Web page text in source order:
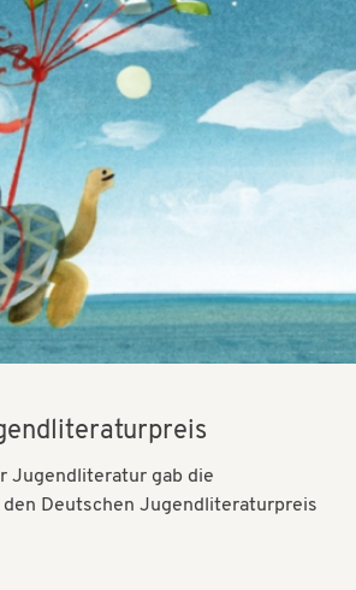
Jugendliteratur gab die
Deutschen Jugendliteraturpreis